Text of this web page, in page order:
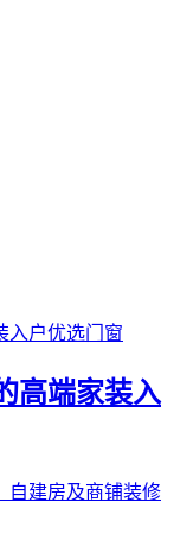
高端家装入
自建房及商铺装修